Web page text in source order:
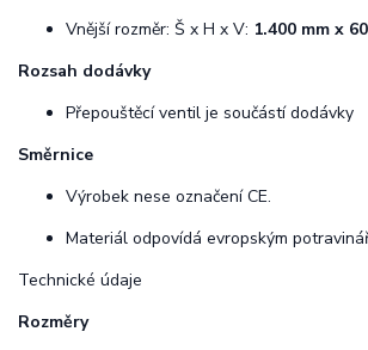
Vnější rozměr: Š x H x V: 1.400 mm x
Rozsah dodávky
Přepouštěcí ventil je součástí dodávky
Směrnice
Výrobek nese označení CE.
Materiál odpovídá evropským
Technické údaje
Rozměry